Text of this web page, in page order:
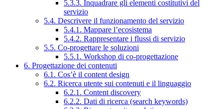
5.3.3. Inquadrare gli elementi costitutivi del
servizio
5.4. Descrivere il funzionamento del servizio
5.4.1. Mappare l’ecosistema
5.4.2. Rappresentare i flussi di servizio
5.5. Co-progettare le soluzioni
5.5.1. Workshop di co-progettazione
6. Progettazione dei contenuti
6.1. Cos’è il content design
6.2. Ricerca utente sui contenuti e il linguaggio
6.2.1. Content discovery
6.2.2. Dati di ricerca (search keywords)